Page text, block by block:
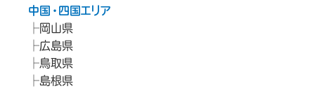
中国・四国エリア
岡山県
広島県
鳥取県
島根県